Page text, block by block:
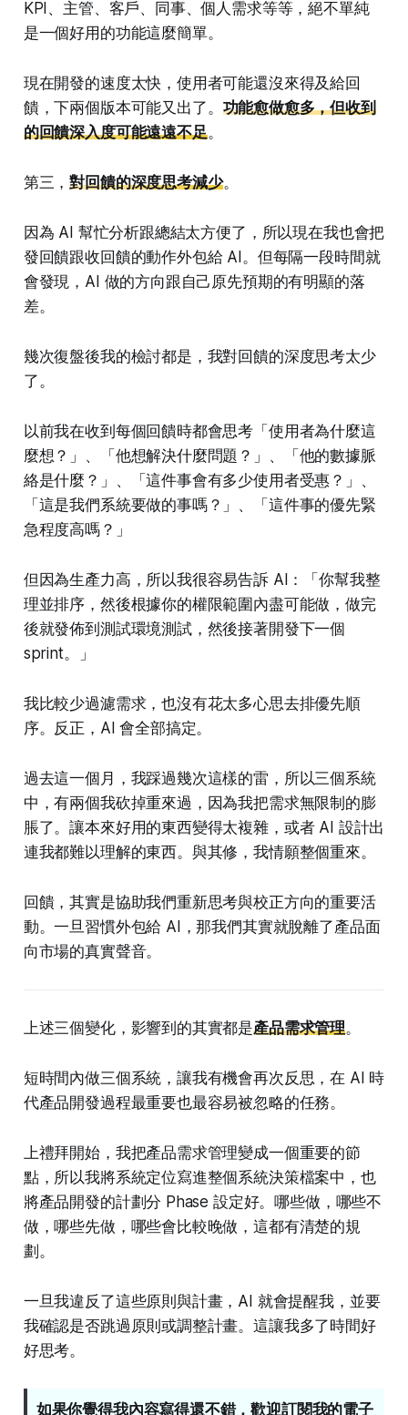
KPI、主管、客戶、同事、個人需求等等，絕不單純
是一個好用的功能這麼簡單。
現在開發的速度太快，使用者可能還沒來得及給回
饋，下兩個版本可能又出了。 功能愈做愈多，但收到
的回饋深入度可能遠遠不足。
第三，對回饋的深度思考減少。
因為 AI 幫忙分析跟總結太方便了，所以現在我也會把
發回饋跟收回饋的動作外包給 AI。但每隔一段時間就
會發現，AI 做的方向跟自己原先預期的有明顯的落
差。
幾次復盤後我的檢討都是，我對回饋的深度思考太少
了。
以前我在收到每個回饋時都會思考「使用者為什麼這
麼想？」、「他想解決什麼問題？」、「他的數據脈
絡是什麼？」、「這件事會有多少使用者受惠？」、
「這是我們系統要做的事嗎？」、「這件事的優先緊
急程度高嗎？」
但因為生產力高，所以我很容易告訴 AI：「你幫我整
理並排序，然後根據你的權限範圍內盡可能做，做完
後就發佈到測試環境測試，然後接著開發下一個
sprint。」
我比較少過濾需求，也沒有花太多心思去排優先順
序。反正，AI 會全部搞定。
過去這一個月，我踩過幾次這樣的雷，所以三個系統
中，有兩個我砍掉重來過，因為我把需求無限制的膨
脹了。讓本來好用的東西變得太複雜，或者 AI 設計出
連我都難以理解的東西。與其修，我情願整個重來。
回饋，其實是協助我們重新思考與校正方向的重要活
動。一旦習慣外包給 AI，那我們其實就脫離了產品面
向市場的真實聲音。
上述三個變化，影響到的其實都是產品需求管理。
短時間內做三個系統，讓我有機會再次反思，在 AI 時
代產品開發過程最重要也最容易被忽略的任務。
上禮拜開始，我把產品需求管理變成一個重要的節
點，所以我將系統定位寫進整個系統決策檔案中，也
將產品開發的計劃分 Phase 設定好。哪些做，哪些不
做，哪些先做，哪些會比較晚做，這都有清楚的規
劃。
一旦我違反了這些原則與計畫，AI 就會提醒我，並要
我確認是否跳過原則或調整計畫。這讓我多了時間好
好思考。
如果你覺得我內容寫得還不錯，歡迎訂閱我的電子